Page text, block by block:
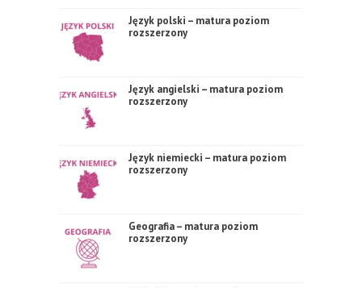
Język polski – matura poziom
rozszerzony
Język angielski – matura poziom
rozszerzony
Język niemiecki – matura poziom
rozszerzony
Geografia – matura poziom
rozszerzony